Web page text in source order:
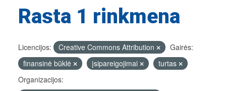
Rasta 1 rinkmena
Licencijos: Creative Commons Attribution
Gairės:
finansinė būklė
įsipareigojimai
turtas
Organizacijos: